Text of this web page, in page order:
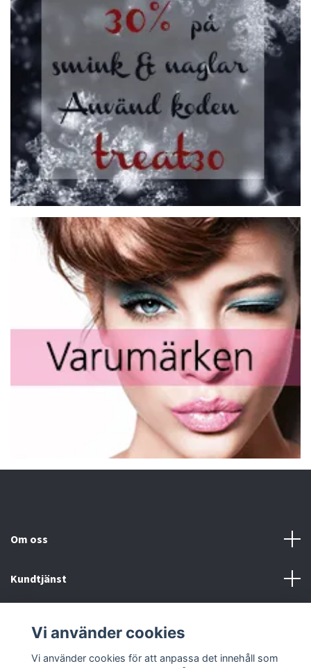
Om oss
Kundtjänst
Sociala medier
Vi använder cookies
Vi använder cookies för att anpassa det innehåll som